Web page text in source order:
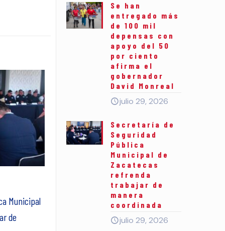
Municipal
de
Se han
entregado más
de 100 mil
depensas con
apoyo del 50
por ciento
afirma el
gobernador
David Monreal
julio 29, 2026
Secretaría de
Seguridad
Pública
Municipal de
Zacatecas
refrenda
trabajar de
manera
coordinada
julio 29, 2026